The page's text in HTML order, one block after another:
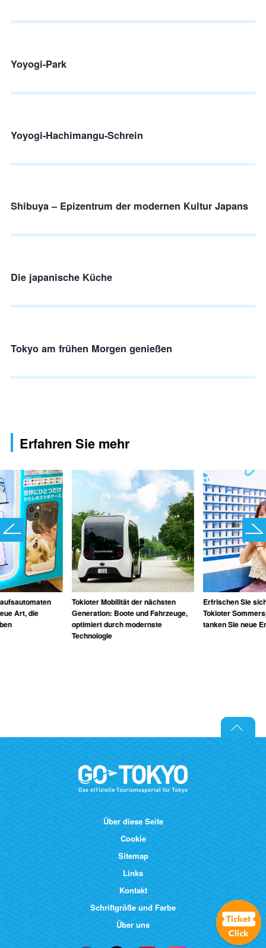
Yoyogi-Park
Yoyogi-Hachimangu-Schrein
Shibuya – Epizentrum der modernen Kultur Japans
Die japanische Küche
Tokyo am frühen Morgen genießen
Erfahren Sie mehr
Art, die
Tokioter Mobilität der nächsten
Generation: Boote und Fahrzeuge,
optimiert durch modernste
Technologie
Erfrischen Sie
Tokioter
tanken Sie neue
Über diese Seite
Cookie
Sitemap
Links
Kontakt
Schriftgröße und Farbe
Über uns